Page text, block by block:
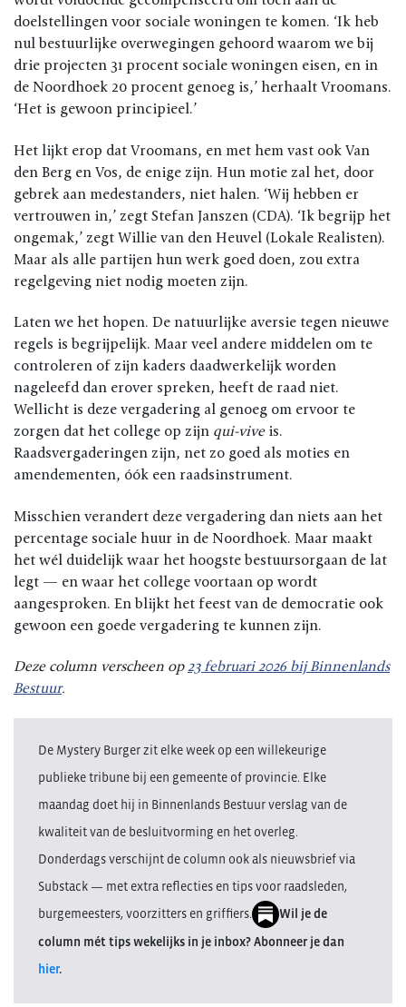
doelstellingen voor sociale woningen te komen. ‘Ik heb
nul bestuurlijke overwegingen gehoord waarom we bij
drie projecten 31 procent sociale woningen eisen, en in
de Noordhoek 20 procent genoeg is,’ herhaalt Vroomans.
‘Het is gewoon principieel.’
Het lijkt erop dat Vroomans, en met hem vast ook Van
den Berg en Vos, de enige zijn. Hun motie zal het, door
gebrek aan medestanders, niet halen. ‘Wij hebben er
vertrouwen in,’ zegt Stefan Janszen (CDA). ‘Ik begrijp het
ongemak,’ zegt Willie van den Heuvel (Lokale Realisten).
Maar als alle partijen hun werk goed doen, zou extra
regelgeving niet nodig moeten zijn.
Laten we het hopen. De natuurlijke aversie tegen nieuwe
regels is begrijpelijk. Maar veel andere middelen om te
controleren of zijn kaders daadwerkelijk worden
nageleefd dan erover spreken, heeft de raad niet.
Wellicht is deze vergadering al genoeg om ervoor te
zorgen dat het college op zijn qui-viveis.
Raadsvergaderingen zijn, net zo goed als moties en
amendementen, óók een raadsinstrument.
Misschien verandert deze vergadering dan niets aan het
percentage sociale huur in de Noordhoek. Maar maakt
het wél duidelijk waar het hoogste bestuursorgaan de lat
legt — en waar het college voortaan op wordt
aangesproken. En blijkt het feest van de democratie ook
gewoon een goede vergadering te kunnen zijn.
Deze column verscheen op23 februari 2026 bij Binnenlands
Bestuur.
De Mystery Burger zit elke week op een willekeurige
publieke tribune bij een gemeente of provincie. Elke
maandag doet hij in Binnenlands Bestuur verslag van de
kwaliteit van de besluitvorming en het overleg.
Donderdags verschijnt de column ook als nieuwsbrief via
Substack — met extra reflecties en tips voor raadsleden,
burgemeesters, voorzitters en griffiers.
Wil je de
column mét tips wekelijks in je inbox? Abonneer je dan
hier.